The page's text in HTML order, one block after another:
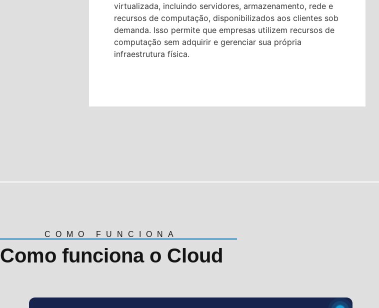
virtualizada, incluindo servidores, armazenamento, rede e
recursos de computação, disponibilizados aos clientes sob
demanda. Isso permite que empresas utilizem recursos de
computação sem adquirir e gerenciar sua própria
infraestrutura física.
COMO FUNCIONA
Como funciona o Cloud